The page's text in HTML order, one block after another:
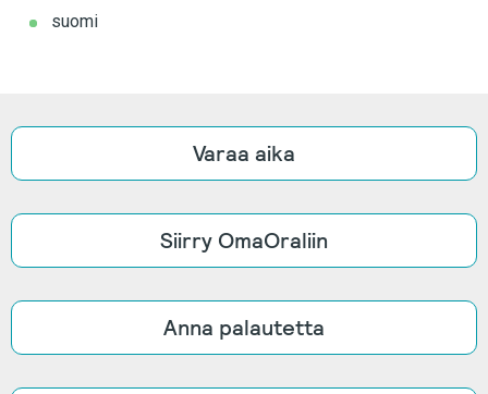
suomi
Varaa aika
Siirry OmaOraliin
Anna palautetta